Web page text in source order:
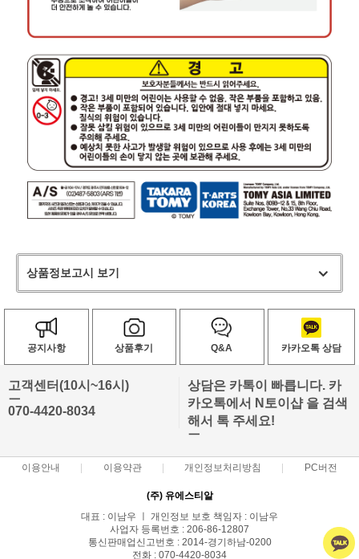
상품정보고시 보기
공지사항 상품후기 Q&A 카카오톡 상담
고객센터(10시~16시)
ㅡ
070-4420-8034
상담은 카톡이 빠릅니다. 카
카오톡에서 N토이샵 을 검색
해서 톡 주세요!
ㅡ
이용안내 이용약관 개인정보처리방침 PC버전
(주) 유에스티알
대표 : 이남우 ㅣ 개인정보 보호 책임자 : 이남우
사업자 등록번호 : 206-86-12807
통신판매업신고번호 : 2014-경기하남-0200
전화 : 070-4420-8034